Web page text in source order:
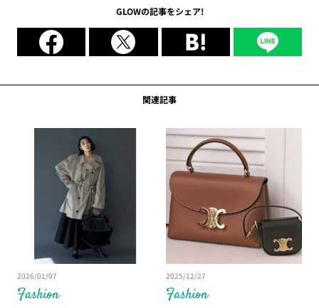
GLOWの記事をシェア!
関連記事
Fashion
2026/01/07
Fashion
2025/12/27